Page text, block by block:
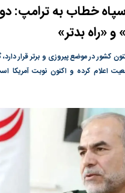
خطاب به ترامپ:
و «راه بدتر»
کشور در موضع پیروزی و برتر قرار
اعلام کرده و اکنون نوبت آمریکا